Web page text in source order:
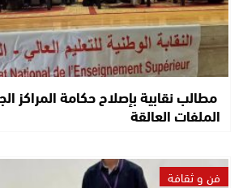
مطالب نقابية بإصلاح حكامة المراكز
الملفات العالقة
فن و ثقافة